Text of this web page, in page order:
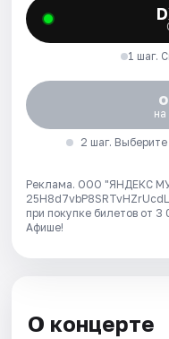
1 шаг.
2 шаг.
Реклама. ООО "ЯНДЕКС
при покупке билетов от
Афише!
О концерте